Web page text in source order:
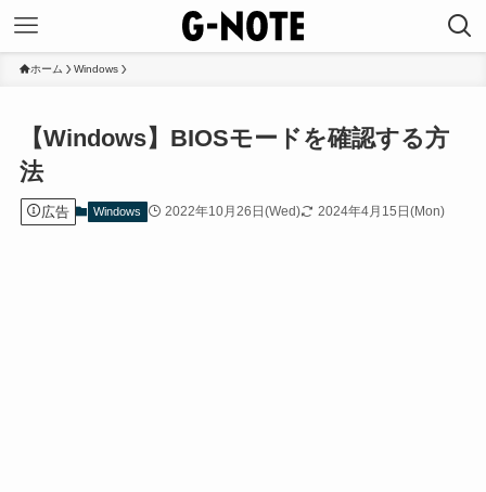
ホーム Windows
【Windows】BIOSモードを確認する方
法
広告 Windows 2022年10月26日(Wed) 2024年4月15日(Mon)